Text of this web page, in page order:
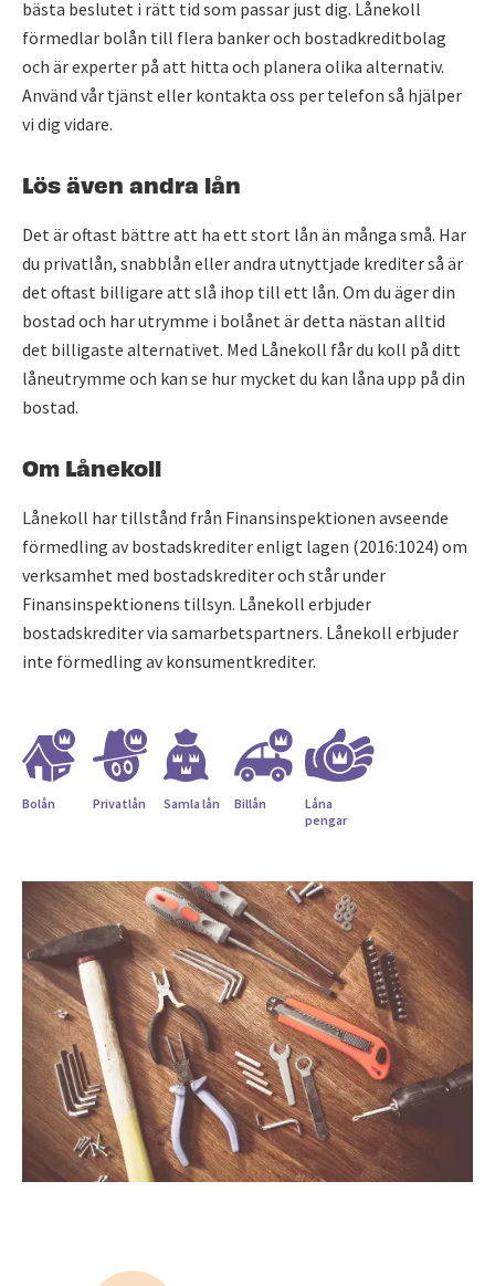
bästa beslutet i rätt tid som passar just dig. Lånekoll
förmedlar bolån till flera banker och bostadkreditbolag
och är experter på att hitta och planera olika alternativ.
Använd vår tjänst eller kontakta oss per telefon så hjälper
vi dig vidare.
Lös även andra lån
Det är oftast bättre att ha ett stort lån än många små. Har
du privatlån, snabblån eller andra utnyttjade krediter så är
det oftast billigare att slå ihop till ett lån. Om du äger din
bostad och har utrymme i bolånet är detta nästan alltid
det billigaste alternativet. Med Lånekoll får du koll på ditt
låneutrymme och kan se hur mycket du kan låna upp på din
bostad.
Om Lånekoll
Lånekoll har tillstånd från Finansinspektionen avseende
förmedling av bostadskrediter enligt lagen (2016:1024) om
verksamhet med bostadskrediter och står under
Finansinspektionens tillsyn. Lånekoll erbjuder
bostadskrediter via samarbetspartners. Lånekoll erbjuder
inte förmedling av konsumentkrediter.
Bolån Privatlån Samla lån Billån
Låna
pengar